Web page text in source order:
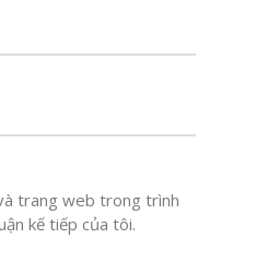
trang web trong trình
kế tiếp của tôi.